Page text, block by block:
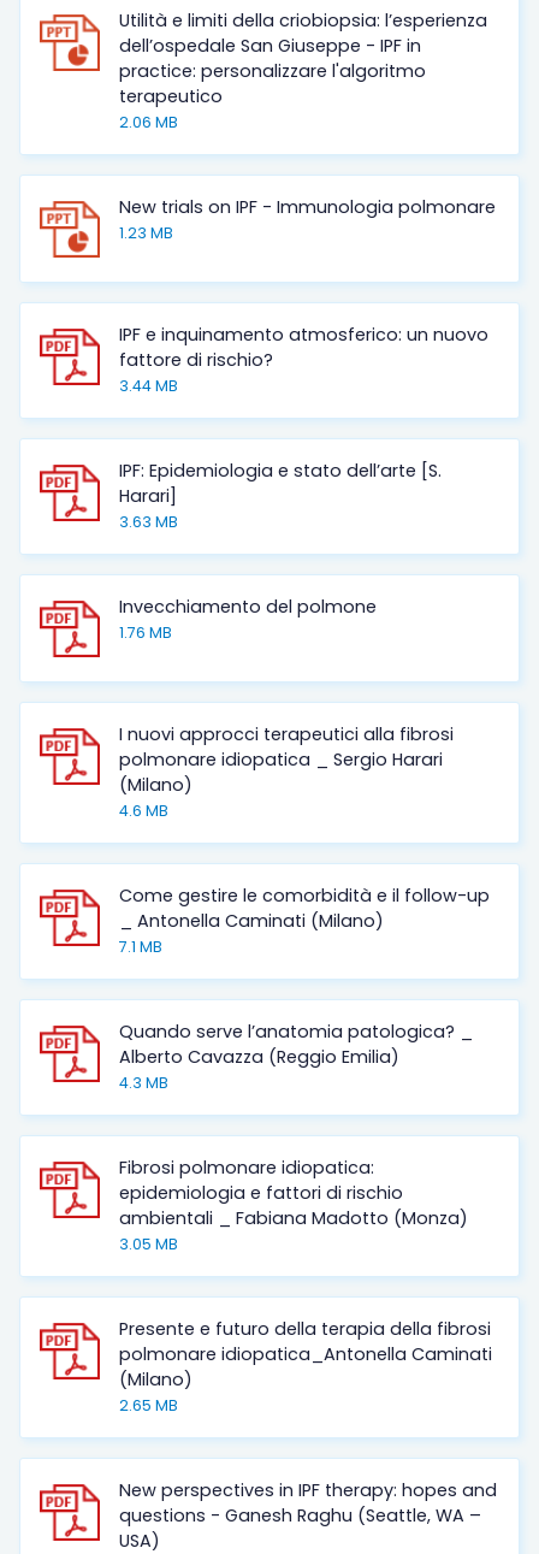
Utilità e limiti della criobiopsia: l’esperienza
dell’ospedale San Giuseppe - IPF in
practice: personalizzare l'algoritmo
terapeutico
2.06 MB
New trials on IPF - Immunologia polmonare
1.23 MB
IPF e inquinamento atmosferico: un nuovo
fattore di rischio?
3.44 MB
IPF: Epidemiologia e stato dell’arte [S.
Harari]
3.63 MB
Invecchiamento del polmone
1.76 MB
I nuovi approcci terapeutici alla fibrosi
polmonare idiopatica _ Sergio Harari
(Milano)
4.6 MB
Come gestire le comorbidità e il follow-up
_ Antonella Caminati (Milano)
7.1 MB
Quando serve l’anatomia patologica? _
Alberto Cavazza (Reggio Emilia)
4.3 MB
Fibrosi polmonare idiopatica:
epidemiologia e fattori di rischio
ambientali _ Fabiana Madotto (Monza)
3.05 MB
Presente e futuro della terapia della fibrosi
polmonare idiopatica_Antonella Caminati
(Milano)
2.65 MB
New perspectives in IPF therapy: hopes and
questions - Ganesh Raghu (Seattle, WA –
USA)